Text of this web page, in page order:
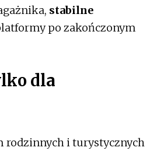
stabilne
po zakończonym
dla
rodzinnych i turystycznych